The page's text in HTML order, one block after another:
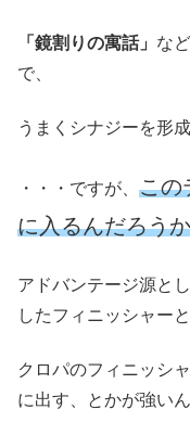
「鏡割りの寓話」 など
で、
うまくシナジーを形
・・・ですが、 この
に入るんだろう
アドバンテージ源と
したフィニッシャー
クロパのフィニッシ
に出す、とかが強い